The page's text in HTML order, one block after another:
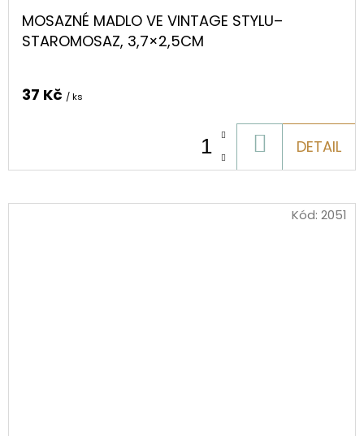
MOSAZNÉ MADLO VE VINTAGE STYLU–
STAROMOSAZ, 3,7×2,5CM
37 Kč / ks
KOŠÍKU
DETAIL
Kód: 2051